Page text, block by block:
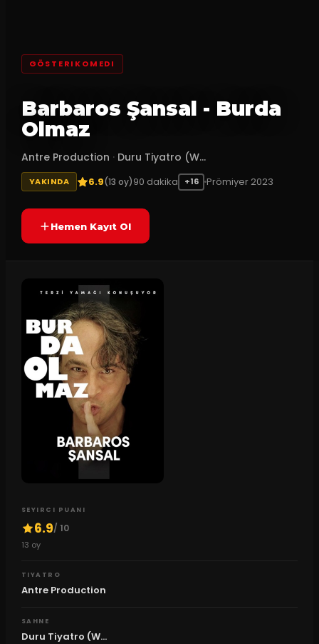
GÖSTERIKOMEDI
Barbaros Şansal - Burda
Olmaz
Antre Production · Duru Tiyatro (W...
YAKINDA 6.9(13 oy)90 dakika +16 Prömiyer 2023
Hemen Kayıt Ol
SEYIRCI PUANI
6.9/ 10
13 oy
TIYATRO
Antre Production
SAHNE
Duru Tiyatro (W...